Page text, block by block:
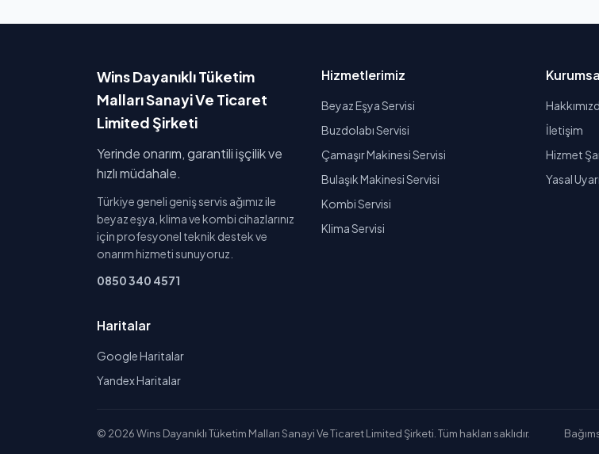
Wins Dayanıklı Tüketim
Malları Sanayi Ve Ticaret
Limited Şirketi
Yerinde onarım, garantili işçilik ve
hızlı müdahale.
Türkiye geneli geniş servis ağımız ile
beyaz eşya, klima ve kombi cihazlarınız
için profesyonel teknik destek ve
onarım hizmeti sunuyoruz.
0850 340 4571
Hizmetlerimiz
Beyaz Eşya Servisi
Buzdolabı Servisi
Çamaşır Makinesi Servisi
Bulaşık Makinesi Servisi
Kombi Servisi
Klima Servisi
İletişim
Hizmet
Yasal
Haritalar
Google Haritalar
Yandex Haritalar
© 2026 Wins Dayanıklı Tüketim Malları Sanayi Ve Ticaret Limited Şirketi. Tüm hakları saklıdır.